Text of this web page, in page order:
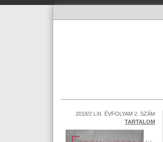
2018/2 LXI. ÉVFOLYAM 2. SZÁM
TARTALOM